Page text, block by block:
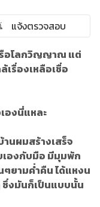
แจ้งตรวจสอบ
อโลกวิญญาณ แต่
เรื่องเหลือเชื่อ
องนี่แหละ
นผมสร้างเสร็จ
องกับมือ มีมุมพัก
ๆยามค่ำคืน ได้แหงน
ซึ่งมันก็เป็นแบบนั้น